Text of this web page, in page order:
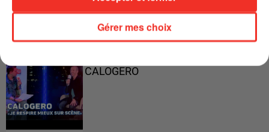
CALOGERO
Gérer mes choix